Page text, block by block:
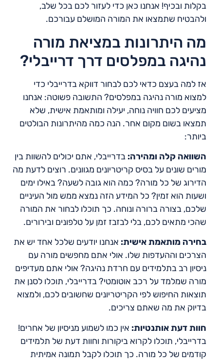
בקלות ובכיף! אנחנו כאן כדי לעזור לכם בכל שלב,
ולהבטיח שתמצאו את המורה המושלם עבורכם.
מה היתרונות במציאת מורה
נהיגה במפלסים דרך דרייבלי?
אז למה בעצם כדאי לכם לבחור דווקא בדרייבלי כדי
למצוא מורה נהיגה במפלסים? התשובה פשוטה: אנחנו
מציעים לכם חוויה נוחה, יעילה ומותאמת אישית, שלא
תמצאו בשום מקום אחר. הנה כמה מהיתרונות הבולטים
ביותר:
השוואה קלה ומהירה: בדרייבלי, אתם יכולים להשוות בין
מורים שונים על בסיס קריטריונים מגוונים. רוצים לדעת מה
הדירוג של כל מורה? כמה הוא גובה לשעה? באילו ימים
ושעות הוא זמין? כל המידע הזה נמצא ממש מול העיניים
שלכם, בצורה ברורה ונוחה. כך תוכלו לבחור את המורה
שהכי מתאים לכם, בלי לבזבז זמן על טלפונים ובירורים.
בחירה מותאמת אישית: אנחנו יודעים שלכל אחד יש את
הצרכים וההעדפות שלו. אולי אתם מחפשים מורה עם
ניסיון רב בתלמידים עם חרדת נהיגה? אולי אתם מעדיפים
מורה שמלמד על רכב אוטומטי? בדרייבלי, תוכלו לסנן את
תוצאות החיפוש לפי הקריטריונים שחשובים לכם, ולמצוא
בדיוק את מה שאתם צריכים.
חוות דעת אותנטיות: אין כמו לשמוע מניסיון של אחרים!
בדרייבלי, תוכלו לקרוא ביקורות וחוות דעת של תלמידים
קודמים של כל מורה. כך תוכלו לקבל תמונה אמיתית